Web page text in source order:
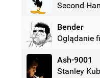
Second
Bender
Oglądanie
Ash-9001
Stanley